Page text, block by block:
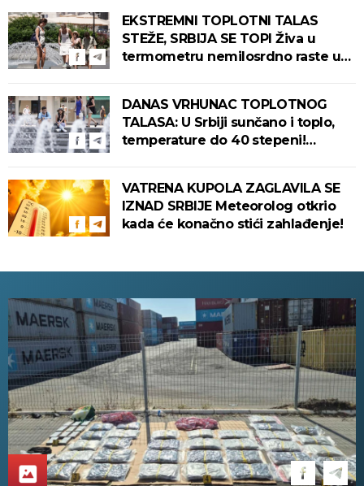
EKSTREMNI TOPLOTNI TALAS
STEŽE, SRBIJA SE TOPI Živa u
termometru nemilosrdno raste u
DANAS VRHUNAC TOPLOTNOG
TALASA: U Srbiji sunčano i toplo,
temperature do 40 stepeni!
VATRENA KUPOLA ZAGLAVILA SE
IZNAD SRBIJE Meteorolog otkrio
kada će konačno stići zahlađenje!